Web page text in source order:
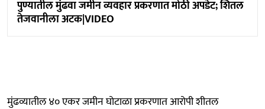
पुण्यातील मुंढवा जमीन व्यवहार प्रकरणात मोठी अपडेट; शितल
तेजवानीला अटक|VIDEO
मुंढव्यातील ४० एकर जमीन घोटाळा प्रकरणात आरोपी शीतल